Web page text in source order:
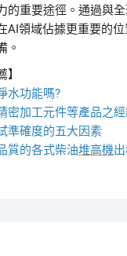
的重要途徑。通過與
AI領域佔據更重要的
。
】
水功能嗎?
密加工元件等產品之
準確度的五大因素
質的各式柴油堆高機出